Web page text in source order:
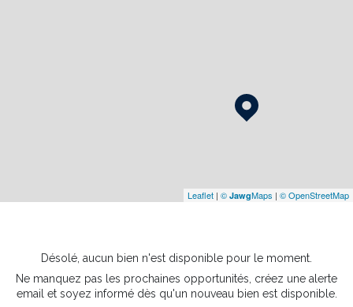
Leaflet | © JawgMaps | © OpenStreetMap
Désolé, aucun bien n'est disponible pour le moment.
Ne manquez pas les prochaines opportunités, créez une alerte
email et soyez informé dès qu'un nouveau bien est disponible.